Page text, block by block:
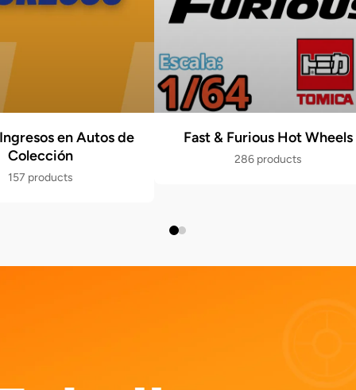
en Autos de
Colección
157 products
Fast & Furious Hot Wheels
286 products